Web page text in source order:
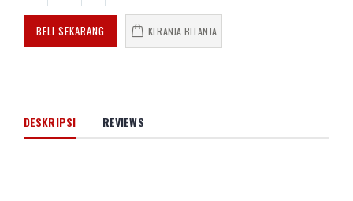
BELI SEKARANG KERANJA BELANJA
DESKRIPSI REVIEWS